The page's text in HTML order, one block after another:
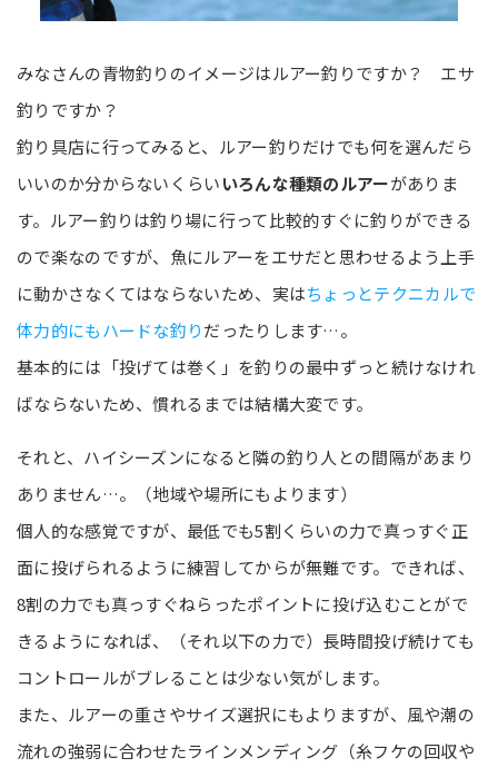
みなさんの青物釣りのイメージはルアー釣りですか？ エサ
釣りですか？
釣り具店に行ってみると、ルアー釣りだけでも何を選んだら
いいのか分からないくらいいろんな種類のルアーがありま
す。ルアー釣りは釣り場に行って比較的すぐに釣りができる
ので楽なのですが、魚にルアーをエサだと思わせるよう上手
に動かさなくてはならないため、実はちょっとテクニカルで
体力的にもハードな釣りだったりします…。
基本的には「投げては巻く」を釣りの最中ずっと続けなけれ
ばならないため、慣れるまでは結構大変です。
それと、ハイシーズンになると隣の釣り人との間隔があまり
ありません…。（地域や場所にもよります）
個人的な感覚ですが、最低でも5割くらいの力で真っすぐ正
面に投げられるように練習してからが無難です。できれば、
8割の力でも真っすぐねらったポイントに投げ込むことがで
きるようになれば、（それ以下の力で）長時間投げ続けても
コントロールがブレることは少ない気がします。
また、ルアーの重さやサイズ選択にもよりますが、風や潮の
流れの強弱に合わせたラインメンディング（糸フケの回収や